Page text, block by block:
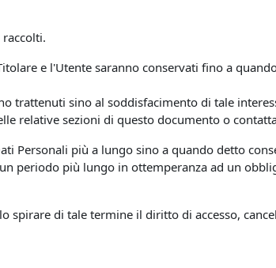
e l'Utente saranno conservati fino a
trattenuti sino al soddisfacimento di tale
relative sezioni di questo documento o
Personali più a lungo sino a quando detto
periodo più lungo in ottemperanza ad un
spirare di tale termine il diritto di accesso,